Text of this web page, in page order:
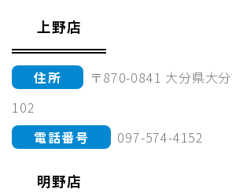
上野店
住所
〒870-0841 大分県大
102
電話番号
097-574-4152
明野店